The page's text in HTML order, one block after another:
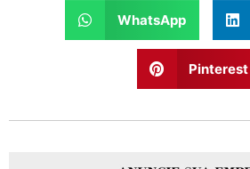
WhatsApp
Pinterest